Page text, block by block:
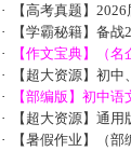
·
【高考真题】
·
【学霸秘籍】备
·
【作文宝典】（
·
【超大资源】初
·
【部编版】初中
·
【超大资源】通
·
【暑假作业】（